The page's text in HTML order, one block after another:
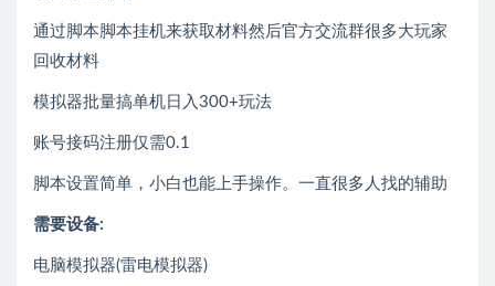
通过脚本脚本挂机来获取材料然后官方交流群很多大玩家
回收材料
模拟器批量搞单机日入300+玩法
账号接码注册仅需0.1
脚本设置简单，小白也能上手操作。一直很多人找的辅助
需要设备:
电脑模拟器(雷电模拟器)